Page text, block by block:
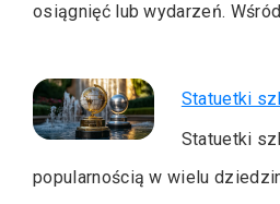
osiągnięć lub wydarzeń.
Statuetki
Statuetki
popularnością w wielu